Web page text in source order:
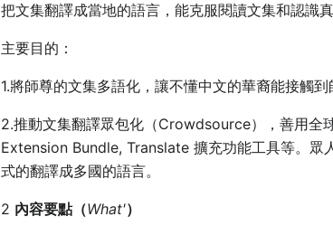
把文集翻譯成當地的語言，能克服閱讀文集和認識
主要目的：
1.將師尊的文集多語化，讓不懂中文的華裔能接觸
2.推動文集翻譯眾包化（Crowdsource），善用
Extension Bundle, Translate 擴充功能工具等。眾
式的翻譯成多國的語言。
2 內容要點（What'）